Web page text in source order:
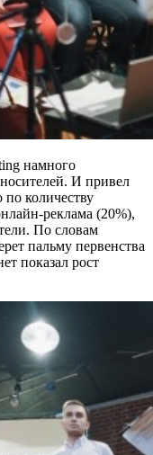
намного
И привел
количеству
реклама (20%),
По словам
пальму первенства
показал рост